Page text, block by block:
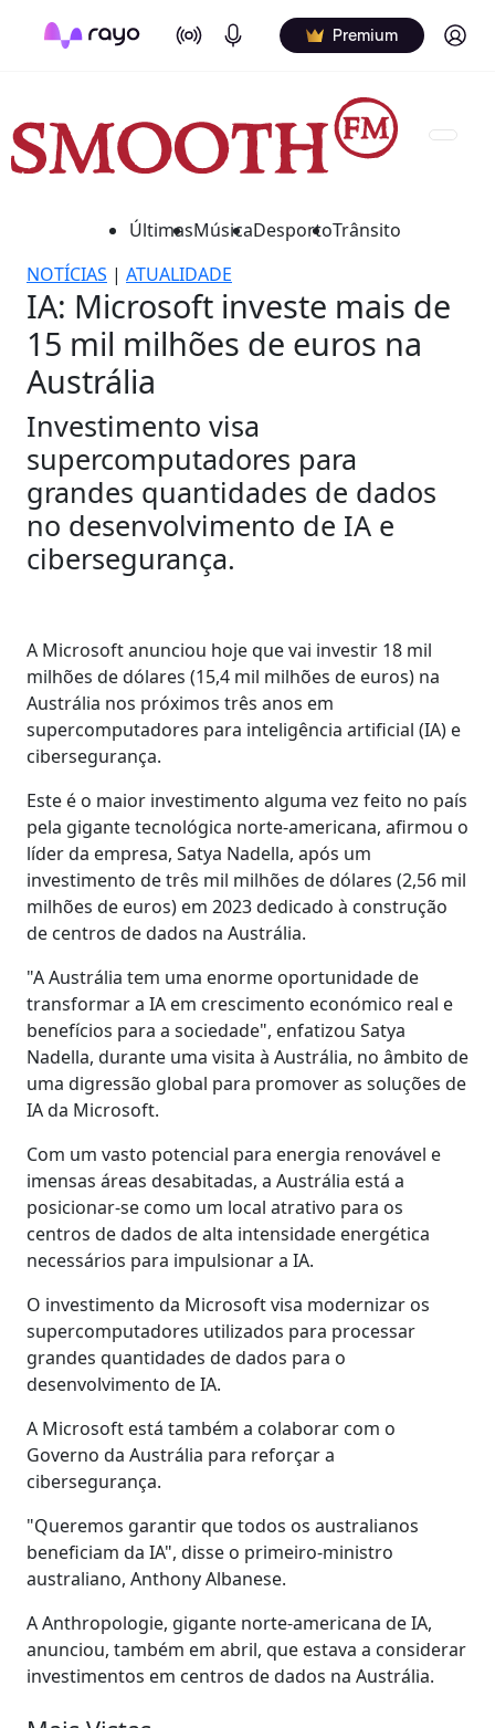
On Air Podcasts Premium Log in
ÚltimasMúsicaDesportoTrânsito
NOTÍCIAS | ATUALIDADE
IA: Microsoft investe mais de
15 mil milhões de euros na
Austrália
Investimento visa
supercomputadores para
grandes quantidades de dados
no desenvolvimento de IA e
cibersegurança.
A Microsoft anunciou hoje que vai investir 18 mil
milhões de dólares (15,4 mil milhões de euros) na
Austrália nos próximos três anos em
supercomputadores para inteligência artificial (IA) e
cibersegurança.
Este é o maior investimento alguma vez feito no país
pela gigante tecnológica norte-americana, afirmou o
líder da empresa, Satya Nadella, após um
investimento de três mil milhões de dólares (2,56 mil
milhões de euros) em 2023 dedicado à construção
de centros de dados na Austrália.
"A Austrália tem uma enorme oportunidade de
transformar a IA em crescimento económico real e
benefícios para a sociedade", enfatizou Satya
Nadella, durante uma visita à Austrália, no âmbito de
uma digressão global para promover as soluções de
IA da Microsoft.
Com um vasto potencial para energia renovável e
imensas áreas desabitadas, a Austrália está a
posicionar-se como um local atrativo para os
centros de dados de alta intensidade energética
necessários para impulsionar a IA.
O investimento da Microsoft visa modernizar os
supercomputadores utilizados para processar
grandes quantidades de dados para o
desenvolvimento de IA.
A Microsoft está também a colaborar com o
Governo da Austrália para reforçar a
cibersegurança.
"Queremos garantir que todos os australianos
beneficiam da IA", disse o primeiro-ministro
australiano, Anthony Albanese.
A Anthropologie, gigante norte-americana de IA,
anunciou, também em abril, que estava a considerar
investimentos em centros de dados na Austrália.